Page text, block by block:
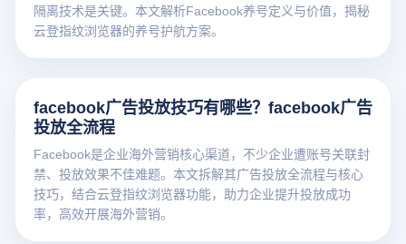
隔离技术是关键。本文解析Facebook养号定义与价值，揭秘
云登指纹浏览器的养号护航方案。
facebook广告投放技巧有哪些？facebook广告
投放全流程
Facebook是企业海外营销核心渠道，不少企业遭账号关联封
禁、投放效果不佳难题。本文拆解其广告投放全流程与核心
技巧，结合云登指纹浏览器功能，助力企业提升投放成功
率，高效开展海外营销。